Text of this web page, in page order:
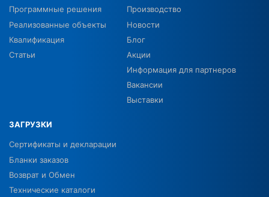
Программные решения
Реализованные объекты
Квалификация
Статьи
Производство
Новости
Блог
Акции
Информация для партнеров
Вакансии
Выставки
ЗАГРУЗКИ
Сертификаты и декларации
Бланки заказов
Возврат и Обмен
Технические каталоги